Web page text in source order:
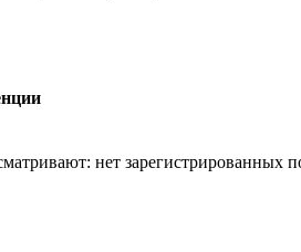
нет зарегистрированных